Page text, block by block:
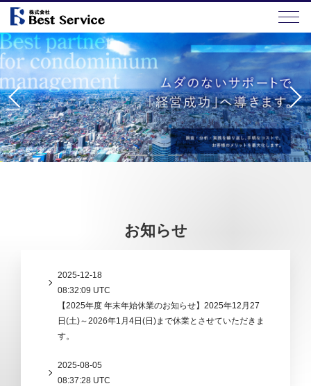
お知らせ
2025-12-18
08:32:09 UTC
【2025年度 年末年始休業のお知らせ】2025年12月27
日(土)～2026年1月4日(日)まで休業とさせていただきま
す。
2025-08-05
08:37:28 UTC